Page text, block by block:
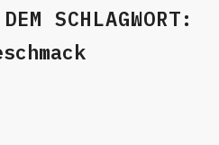
SCHLAGWORT: